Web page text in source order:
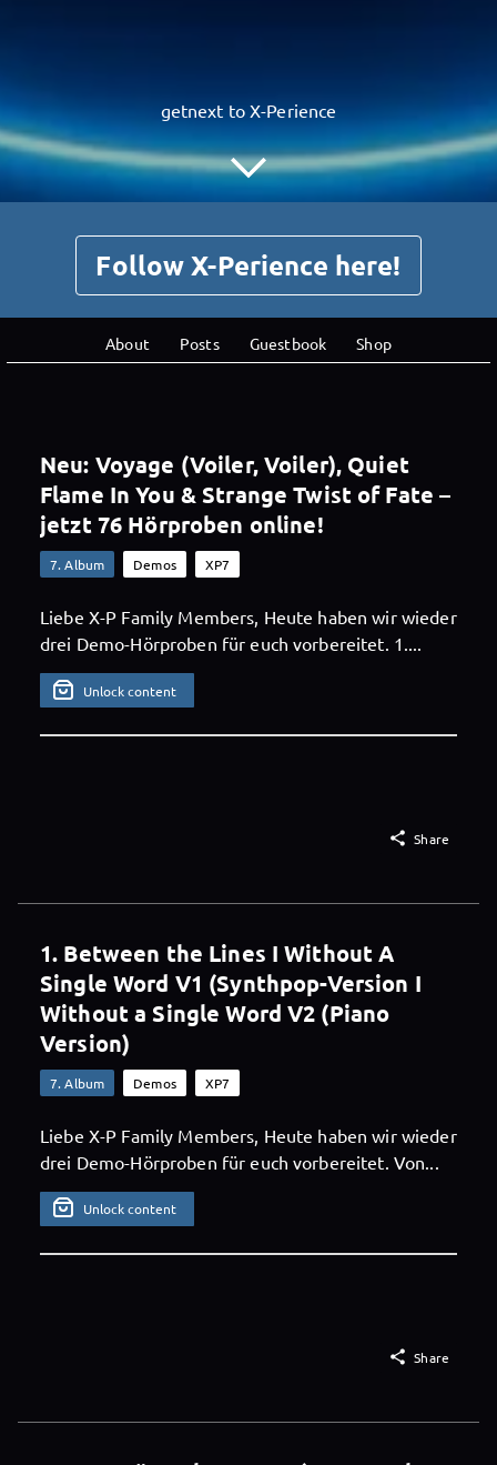
getnext to X-Perience
Follow X-Perience here!
About Posts Guestbook Shop
Neu: Voyage (Voiler, Voiler), Quiet
Flame In You & Strange Twist of Fate –
jetzt 76 Hörproben online!
7. Album Demos XP7
Liebe X-P Family Members, Heute haben wir wieder
drei Demo-Hörproben für euch vorbereitet. 1....
Unlock content
 Share
1. Between the Lines I Without A
Single Word V1 (Synthpop-Version I
Without a Single Word V2 (Piano
Version)
7. Album Demos XP7
Liebe X-P Family Members, Heute haben wir wieder
drei Demo-Hörproben für euch vorbereitet. Von...
Unlock content
 Share